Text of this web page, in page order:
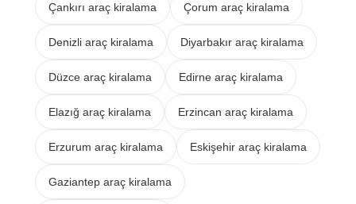
Çankırı araç kiralama Çorum araç kiralama
Denizli araç kiralama Diyarbakır araç kiralama
Düzce araç kiralama Edirne araç kiralama
Elazığ araç kiralama Erzincan araç kiralama
Erzurum araç kiralama Eskişehir araç kiralama
Gaziantep araç kiralama